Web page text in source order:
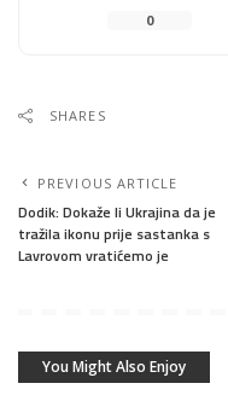
0
SHARES
PREVIOUS ARTICLE
Dodik: Dokaže li Ukrajina da je
tražila ikonu prije sastanka s
Lavrovom vratićemo je
You Might Also Enjoy